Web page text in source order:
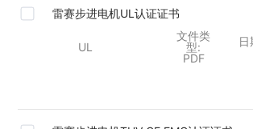
雷赛步进电机UL认证证书
UL
文件类
型:
PDF
日